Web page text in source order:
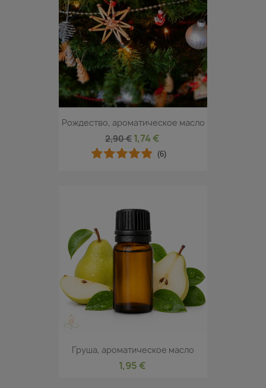
Рождество, ароматическое масло
2,90 € 1,74 €
(6)
Груша, ароматическое масло
1,95 €